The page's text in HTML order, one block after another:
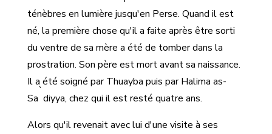
ténèbres en lumière jusqu'en Perse. Quand il est
né, la première chose qu'il a faite après être sorti
du ventre de sa mère a été de tomber dans la
prostration. Son père est mort avant sa naissance.
Il a été soigné par Thuayba puis par Halima as-
Sa
`
diyya, chez qui il est resté quatre ans.
Alors qu'il revenait avec lui d'une visite à ses